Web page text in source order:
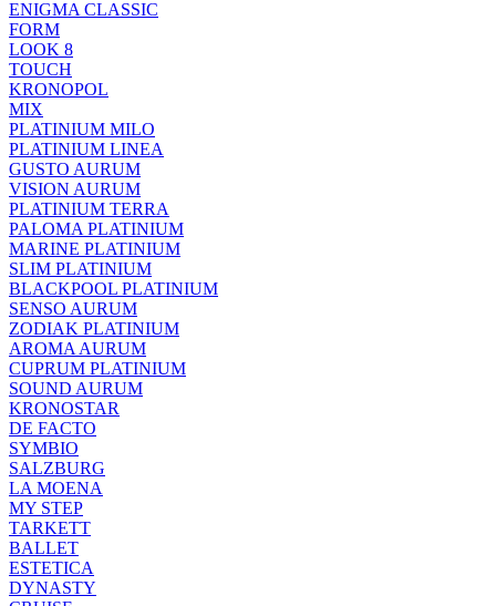
ENIGMA CLASSIC
FORM
LOOK 8
TOUCH
KRONOPOL
MIX
PLATINIUM MILO
PLATINIUM LINEA
GUSTO AURUM
VISION AURUM
PLATINIUM TERRA
PALOMA PLATINIUM
MARINE PLATINIUM
SLIM PLATINIUM
BLACKPOOL PLATINIUM
SENSO AURUM
ZODIAK PLATINIUM
AROMA AURUM
CUPRUM PLATINIUM
SOUND AURUM
KRONOSTAR
DE FACTO
SYMBIO
SALZBURG
LA MOENA
MY STEP
TARKETT
BALLET
ESTETICA
DYNASTY